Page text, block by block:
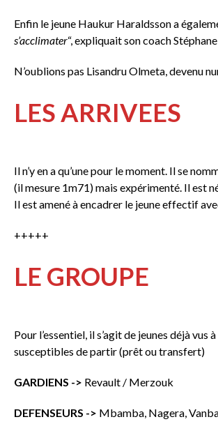
Enfin le jeune Haukur Haraldsson a
s’acclimater“, expliquait son coach
N’oublions pas Lisandru Olmeta, devenu
LES ARRIVEES
Il n’y en a qu’une pour le moment. Il se
(il mesure 1m71) mais expérimenté. Il est
Il est amené à encadrer le jeune effectif
+++++
LE GROUPE
Pour l’essentiel, il s’agit de jeunes déjà
susceptibles de partir (prêt ou transfert)
GARDIENS -> Revault / Merzouk
DEFENSEURS -> Mbamba, Nagera,